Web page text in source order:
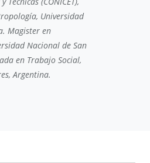
Universidad
Magister en
Nacional de San
en Trabajo Social,
Argentina.